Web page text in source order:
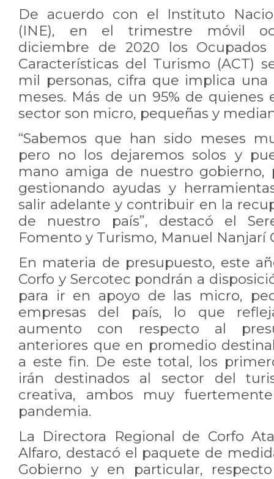
De acuerdo con el Instituto
(INE), en el trimestre móvil
diciembre de 2020 los
Características del Turismo (ACT)
mil personas, cifra que implica una
meses. Más de un 95% de
sector son micro, pequeñas y
“Sabemos que han sido meses
pero no los dejaremos solos y
mano amiga de nuestro gobierno,
gestionando ayudas y
salir adelante y contribuir en la
de nuestro país”, destacó el
Fomento y Turismo, Manuel Nanjarí
En materia de presupuesto, este
Corfo y Sercotec pondrán a
para ir en apoyo de las micro,
empresas del país, lo que
aumento con respecto al
anteriores que en promedio
a este fin. De este total, los
irán destinados al sector del
creativa, ambos muy
pandemia.
La Directora Regional de Corfo
Alfaro, destacó el paquete de
Gobierno y en particular,